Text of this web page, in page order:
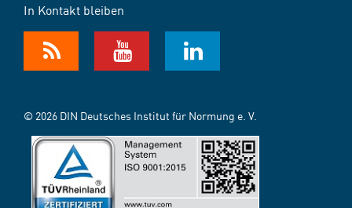
In Kontakt bleiben
© 2026 DIN Deutsches Institut für Normung e. V.